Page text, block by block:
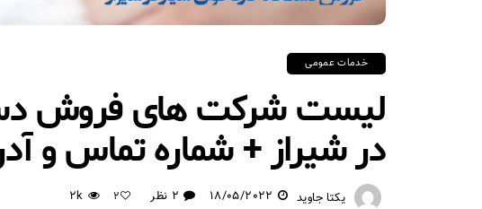
خدمات عمومی
لیست شرکت های فروش
در شیراز + شماره تماس و
یکتا جاوید 18/05/2022 2 نظر 2
2k